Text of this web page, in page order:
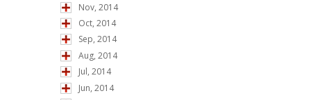
Nov, 2014
Oct, 2014
Sep, 2014
Aug, 2014
Jul, 2014
Jun, 2014